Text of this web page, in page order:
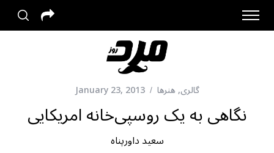
گالری,هنرها January 23, 2013
نگاهی به یک روسپی‌خانه امریکایی
سعید داورپناه